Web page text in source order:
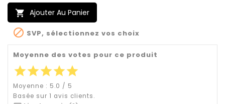
 Ajouter Au Panier
 SVP, sélectionnez vos choix
Moyenne des votes pour ce produit
starstarstarstarstar
Moyenne : 5.0 / 5
Basée sur 1 avis clients.